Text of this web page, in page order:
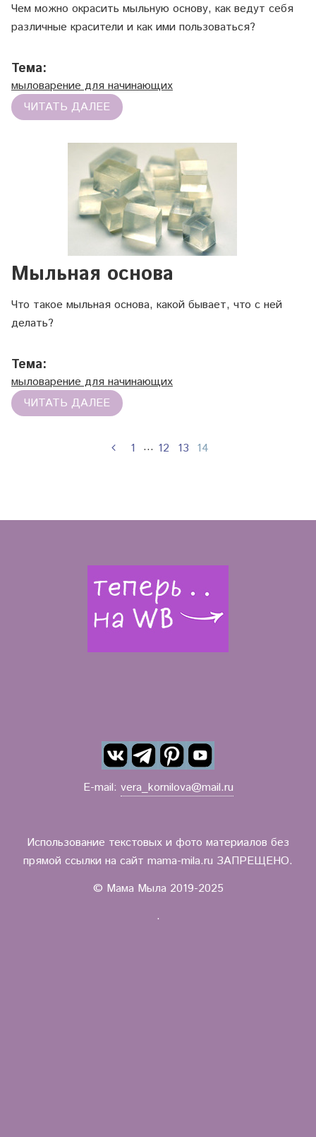
Чем можно окрасить мыльную основу, как ведут себя
различные красители и как ими пользоваться?
Тема:
мыловарение для начинающих
ЧИТАТЬ ДАЛЕЕ
Мыльная основа
Что такое мыльная основа, какой бывает, что с ней
делать?
Тема:
мыловарение для начинающих
ЧИТАТЬ ДАЛЕЕ
1 … 12 13 14
E-mail: vera_kornilova@mail.ru
Использование текстовых и фото материалов без
прямой ссылки на сайт mama-mila.ru ЗАПРЕЩЕНО.
© Мама Мыла 2019-2025
.